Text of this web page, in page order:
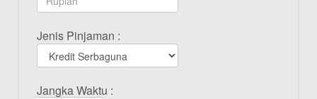
Bulan September 2025
20-09-2025
Daftar Pemenang Undian TAMASHA
Jenis Pinjaman :
Jangka Waktu :